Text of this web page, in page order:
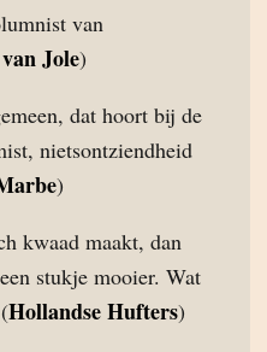
van
Jole)
dat hoort bij de
nietsontziendheid
)
kwaad maakt, dan
stukje mooier. Wat
Hollandse Hufters)